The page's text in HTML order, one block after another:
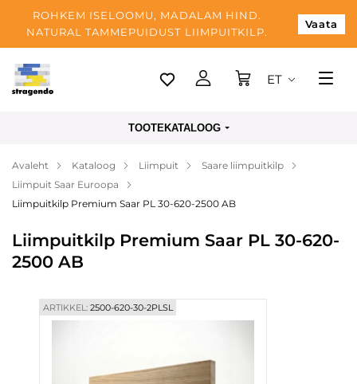
ROHKEM ISELOOMU, MADALAM HIND.
NATURAL TAMMEPUIDUST LIIMPUITKILP.
Vaata
Tallinn
Makse
Meist
Kontaktid
ET
TOOTEKATALOOG
Avaleht Kataloog Liimpuit
Saare liimpuitkilp
Liimpuit Saar Euroopa
Liimpuitkilp Premium Saar PL 30-620-2500 AB
Liimpuitkilp Premium Saar PL 30-620-
2500 AB
ARTIKKEL:2500-620-30-2PLSL